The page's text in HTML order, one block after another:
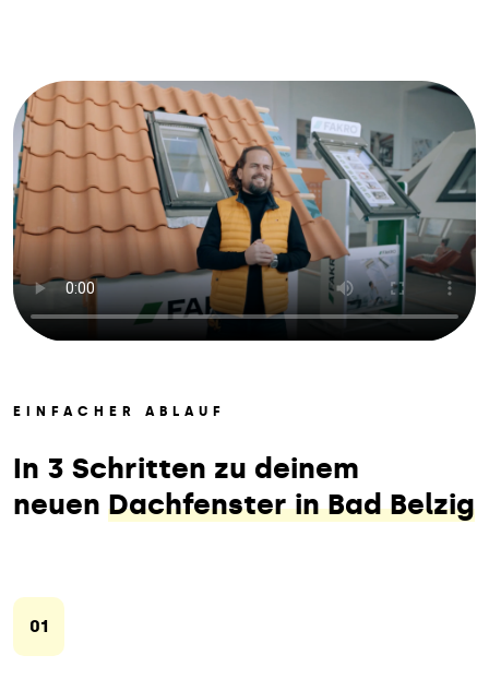
EINFACHER ABLAUF
In 3 Schritten zu deinem
neuen Dachfenster in Bad Belzig
01